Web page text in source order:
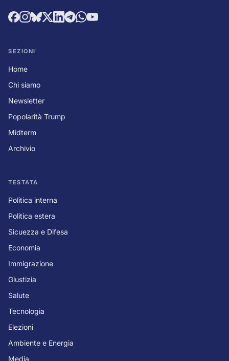
SEZIONI
Home
Chi siamo
Newsletter
Popolarità Trump
Midterm
Archivio
TESTATA
Politica interna
Politica estera
Sicuezza e Difesa
Economia
Immigrazione
Giustizia
Salute
Tecnologia
Elezioni
Ambiente e Energia
Media